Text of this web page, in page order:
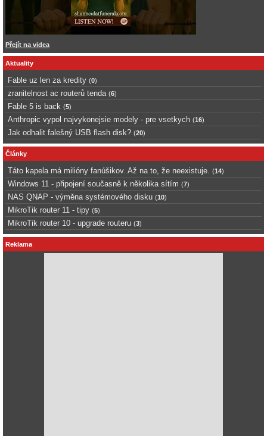
Přejít na videa
Aktuality
Fable uz len za kredity (0)
zranitelnost ac routerů tenda (6)
Fable 5 is back (5)
Anthropic vypol najvykonejsie modely - pre vsetkych (16)
Jak odhalit falešný USB flash disk? (20)
Články
Táto kapela má milióny fanúšikov. Až na to, že neexistuje. (14)
Windows 11 - připojení současně k několika sítím (7)
NAS QNAP - výměna systémového disku (10)
MikroTik router 11 - tipy (5)
MikroTik router 10 - upgrade routeru (3)
Reklama